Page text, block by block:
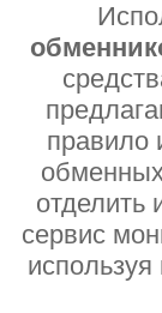
правило
отделить
сервис